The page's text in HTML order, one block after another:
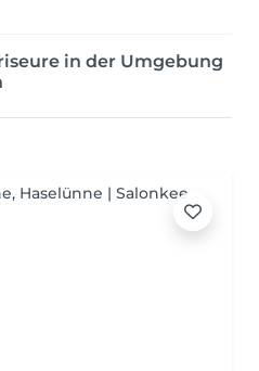
in der Umgebung